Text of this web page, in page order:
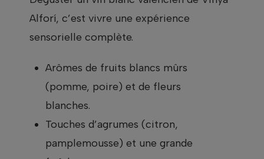
Alforí, c’est vivre une expérience
sensorielle complète.
Arômes de fruits blancs mûrs
(pomme, poire) et de fleurs
blanches.
Touches d’agrumes (citron,
pamplemousse) et une grande